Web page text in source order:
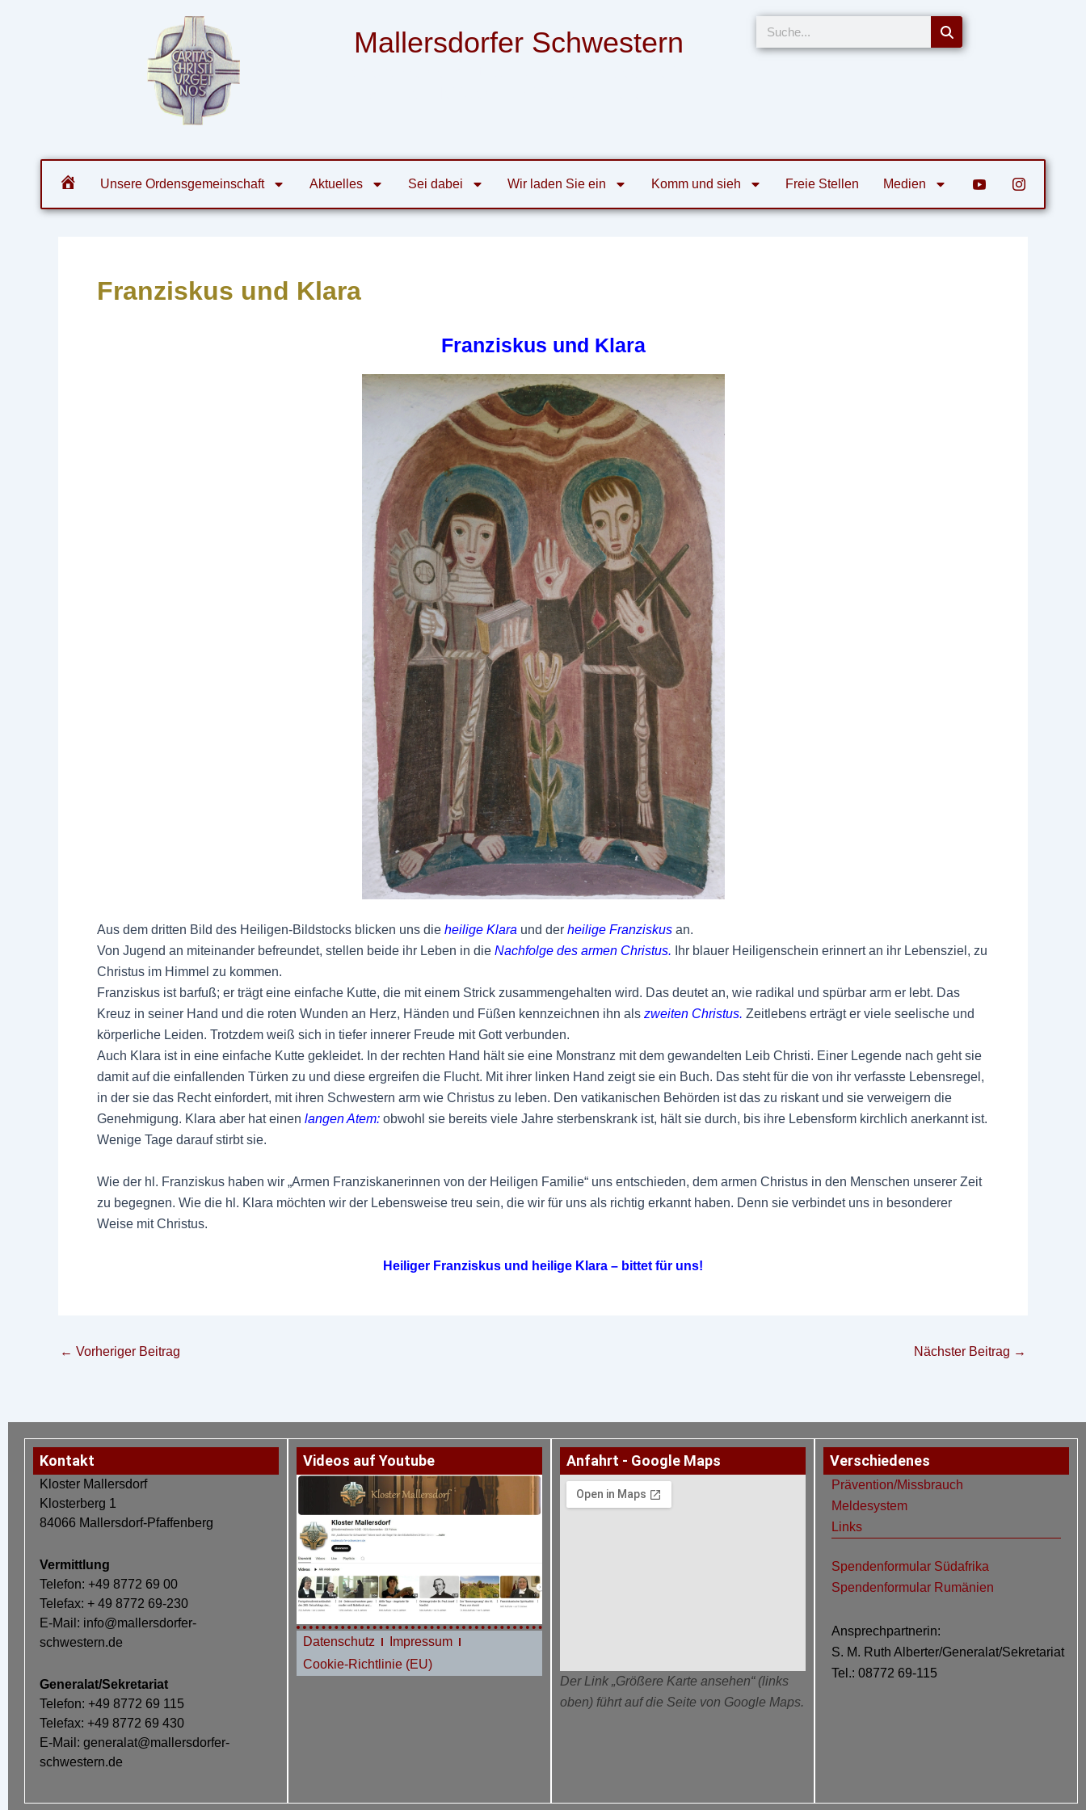
Mallersdorfer Schwestern
Suche
Unsere Ordensgemeinschaft Aktuelles Sei dabei Wir laden Sie ein Komm und sieh Freie Stellen Medien
Franziskus und Klara
Franziskus und Klara
Aus dem dritten Bild des Heiligen-Bildstocks blicken uns die heilige Klara und der heilige Franziskus an.
Von Jugend an miteinander befreundet, stellen beide ihr Leben in die Nachfolge des armen Christus. Ihr blauer Heiligenschein erinnert an ihr Lebensziel, zu
Christus im Himmel zu kommen.
Franziskus ist barfuß; er trägt eine einfache Kutte, die mit einem Strick zusammengehalten wird. Das deutet an, wie radikal und spürbar arm er lebt. Das
Kreuz in seiner Hand und die roten Wunden an Herz, Händen und Füßen kennzeichnen ihn als zweiten Christus. Zeitlebens erträgt er viele seelische und
körperliche Leiden. Trotzdem weiß sich in tiefer innerer Freude mit Gott verbunden.
Auch Klara ist in eine einfache Kutte gekleidet. In der rechten Hand hält sie eine Monstranz mit dem gewandelten Leib Christi. Einer Legende nach geht sie
damit auf die einfallenden Türken zu und diese ergreifen die Flucht. Mit ihrer linken Hand zeigt sie ein Buch. Das steht für die von ihr verfasste Lebensregel,
in der sie das Recht einfordert, mit ihren Schwestern arm wie Christus zu leben. Den vatikanischen Behörden ist das zu riskant und sie verweigern die
Genehmigung. Klara aber hat einen langen Atem: obwohl sie bereits viele Jahre sterbenskrank ist, hält sie durch, bis ihre Lebensform kirchlich anerkannt ist.
Wenige Tage darauf stirbt sie.
Wie der hl. Franziskus haben wir „Armen Franziskanerinnen von der Heiligen Familie“ uns entschieden, dem armen Christus in den Menschen unserer Zeit
zu begegnen. Wie die hl. Klara möchten wir der Lebensweise treu sein, die wir für uns als richtig erkannt haben. Denn sie verbindet uns in besonderer
Weise mit Christus.
Heiliger Franziskus und heilige Klara – bittet für uns!
← Vorheriger Beitrag Nächster Beitrag →
Kontakt
Kloster Mallersdorf
Klosterberg 1
84066 Mallersdorf-Pfaffenberg
Vermittlung
Telefon: +49 8772 69 00
Telefax: + 49 8772 69-230
E-Mail: info@mallersdorfer-
schwestern.de
Generalat/Sekretariat
Telefon: +49 8772 69 115
Telefax: +49 8772 69 430
E-Mail: generalat@mallersdorfer-
schwestern.de
Videos auf Youtube
Datenschutz
Impressum
Cookie-Richtlinie (EU)
Anfahrt - Google Maps
Der Link „Größere Karte ansehen“ (links
oben) führt auf die Seite von Google Maps.
Verschiedenes
Prävention/Missbrauch
Meldesystem
Links
Spendenformular Südafrika
Spendenformular Rumänien
Ansprechpartnerin:
S. M. Ruth Alberter/Generalat/Sekretariat
Tel.: 08772 69-115